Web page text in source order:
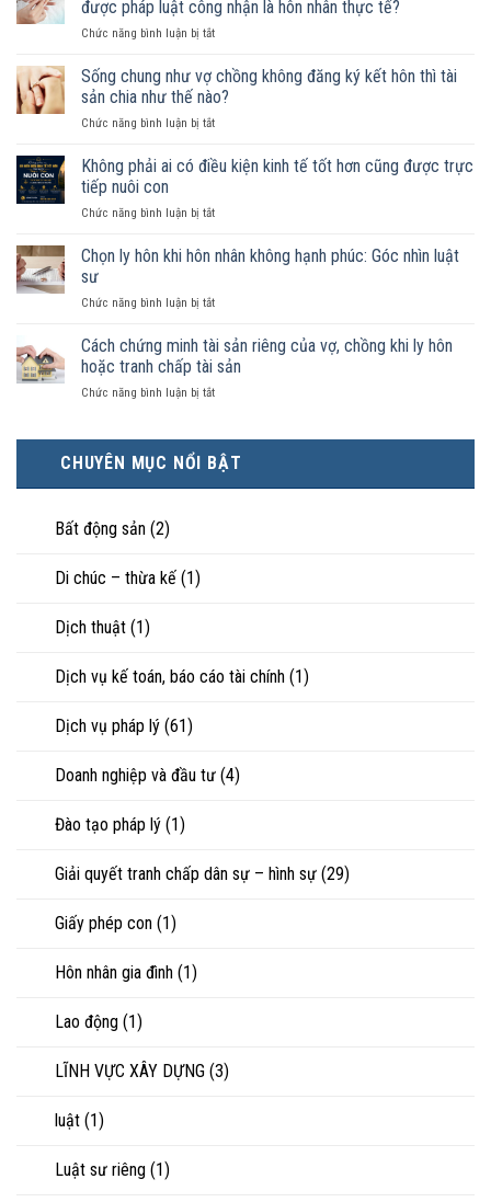
được pháp luật công nhận là hôn nhân thực tế?
Chức năng bình luận bị tắtở
nữ
sống
chung
như
chồng
hợp
được
công
là
hôn
Sống chung như vợ chồng không đăng ký kết hôn thì tài
sản chia như thế nào?
Chức năng bình luận bị tắtở
chung
chồng
đăng
hôn
tài
sản
như
nào?
Không phải ai có điều kiện kinh tế tốt hơn cũng được trực
tiếp nuôi con
Chức năng bình luận bị tắtở
phải
điều
kinh
tế
hơn
trực
tiếp
nuôi
Chọn ly hôn khi hôn nhân không hạnh phúc: Góc nhìn luật
sư
Chức năng bình luận bị tắtở
ly
hôn
khi
hôn
hạnh
phúc:
Góc
Cách chứng minh tài sản riêng của vợ, chồng khi ly hôn
hoặc tranh chấp tài sản
Chức năng bình luận bị tắtở
tài
sản
chấp
CHUYÊN MỤC NỔI BẬT
Bất động sản (2)
Di chúc – thừa kế (1)
Dịch thuật (1)
Dịch vụ kế toán, báo cáo tài chính (1)
Dịch vụ pháp lý (61)
Doanh nghiệp và đầu tư (4)
Đào tạo pháp lý (1)
Giải quyết tranh chấp dân sự – hình sự (29)
Giấy phép con (1)
Hôn nhân gia đình (1)
Lao động (1)
LĨNH VỰC XÂY DỰNG (3)
luật (1)
Luật sư riêng (1)